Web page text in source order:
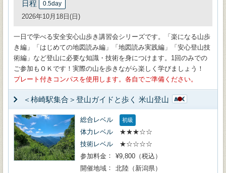
日程 0.5day
2026年10月18日(日)
一日で学べる安全安心山歩き講習会シリーズです。「楽になる山歩
き編」「はじめての地図読み編」「地図読み実践編」「安心登山技
術編」など登山に必要な知識・技術を身につけます。1回のみでの
ご参加もＯＫです！実際の山を歩きながら楽しく学びましょう！
プレート付きコンパスを使用します。各自でご準備ください。
＜柿崎駅集合＞登山ガイドと歩く 米山登山
総合レベル 初級
体力レベル
★★★☆☆
技術レベル
★☆☆☆☆
参加料金
¥9,800（税込）
開催地域
北陸（新潟県）